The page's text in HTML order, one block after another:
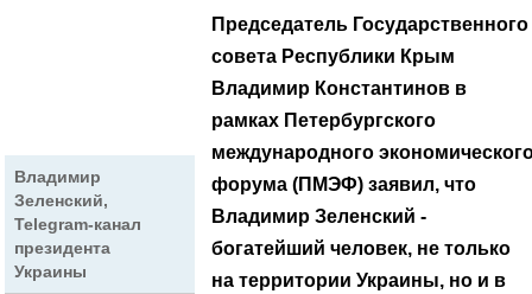
Владимир
Зеленский,
Telegram-канал
президента
Украины
Председатель Государственного
совета Республики Крым
Владимир Константинов в
рамках Петербургского
международного
форума (ПМЭФ) заявил, что
Владимир Зеленский -
богатейший человек, не только
на территории Украины, но и в